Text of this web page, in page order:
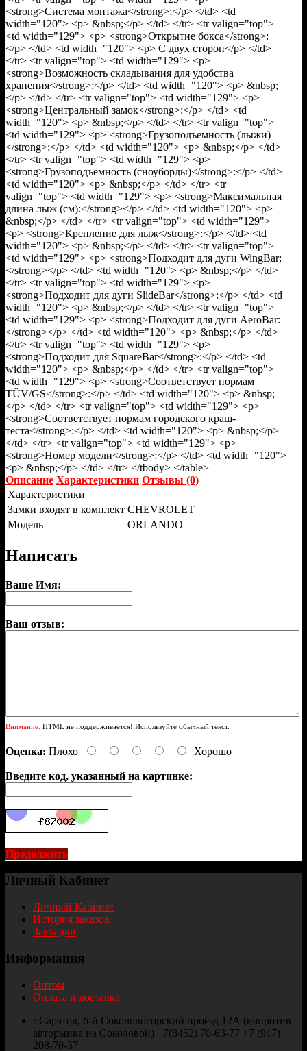
<strong>Система монтажа</strong>:</p> </td> <td
width="120"> <p> &nbsp;</p> </td> </tr> <tr valign="top">
<td width="129"> <p> <strong>Открытие бокса</strong>:
</p> </td> <td width="120"> <p> С двух сторон</p> </td>
</tr> <tr valign="top"> <td width="129"> <p>
<strong>Возможность складывания для удобства
хранения</strong>:</p> </td> <td width="120"> <p> &nbsp;
</p> </td> </tr> <tr valign="top"> <td width="129"> <p>
<strong>Центральный замок</strong>:</p> </td> <td
width="120"> <p> &nbsp;</p> </td> </tr> <tr valign="top">
<td width="129"> <p> <strong>Грузоподъемность (лыжи)
</strong>:</p> </td> <td width="120"> <p> &nbsp;</p> </td>
</tr> <tr valign="top"> <td width="129"> <p>
<strong>Грузоподъемность (сноуборды)</strong>:</p> </td>
<td width="120"> <p> &nbsp;</p> </td> </tr> <tr
valign="top"> <td width="129"> <p> <strong>Максимальная
длина лыж (см):</strong></p> </td> <td width="120"> <p>
&nbsp;</p> </td> </tr> <tr valign="top"> <td width="129">
<p> <strong>Крепление для лыж</strong>:</p> </td> <td
width="120"> <p> &nbsp;</p> </td> </tr> <tr valign="top">
<td width="129"> <p> <strong>Подходит для дуги WingBar:
</strong></p> </td> <td width="120"> <p> &nbsp;</p> </td>
</tr> <tr valign="top"> <td width="129"> <p>
<strong>Подходит для дуги SlideBar</strong>:</p> </td> <td
width="120"> <p> &nbsp;</p> </td> </tr> <tr valign="top">
<td width="129"> <p> <strong>Подходит для дуги AeroBar:
</strong></p> </td> <td width="120"> <p> &nbsp;</p> </td>
</tr> <tr valign="top"> <td width="129"> <p>
<strong>Подходит для SquareBar</strong>:</p> </td> <td
width="120"> <p> &nbsp;</p> </td> </tr> <tr valign="top">
<td width="129"> <p> <strong>Соответствует нормам
TÜV/GS</strong>:</p> </td> <td width="120"> <p> &nbsp;
</p> </td> </tr> <tr valign="top"> <td width="129"> <p>
<strong>Соответствует нормам городского краш-
теста</strong>:</p> </td> <td width="120"> <p> &nbsp;</p>
</td> </tr> <tr valign="top"> <td width="129"> <p>
<strong>Номер модели</strong>:</p> </td> <td width="120">
<p> &nbsp;</p> </td> </tr> </tbody> </table>
Описание Характеристики Отзывы (0)
Характеристики
Замки входят в комплект CHEVROLET
Модель
ORLANDO
Написать
Ваше Имя:
Ваш отзыв:
Внимание: HTML не поддерживается! Используйте обычный текст.
Оценка: Плохо Хорошо
Введите код, указанный на картинке:
Продолжить
Личный Кабинет
Личный Кабинет
История заказов
Закладки
Информация
Оптом
Оплата и доставка
г.Саратов, 6-й Соколовогорский проезд 12А (напротив
авторынка на Соколовой) +7(8452) 70-63-77 +7 (917)
208-70-37